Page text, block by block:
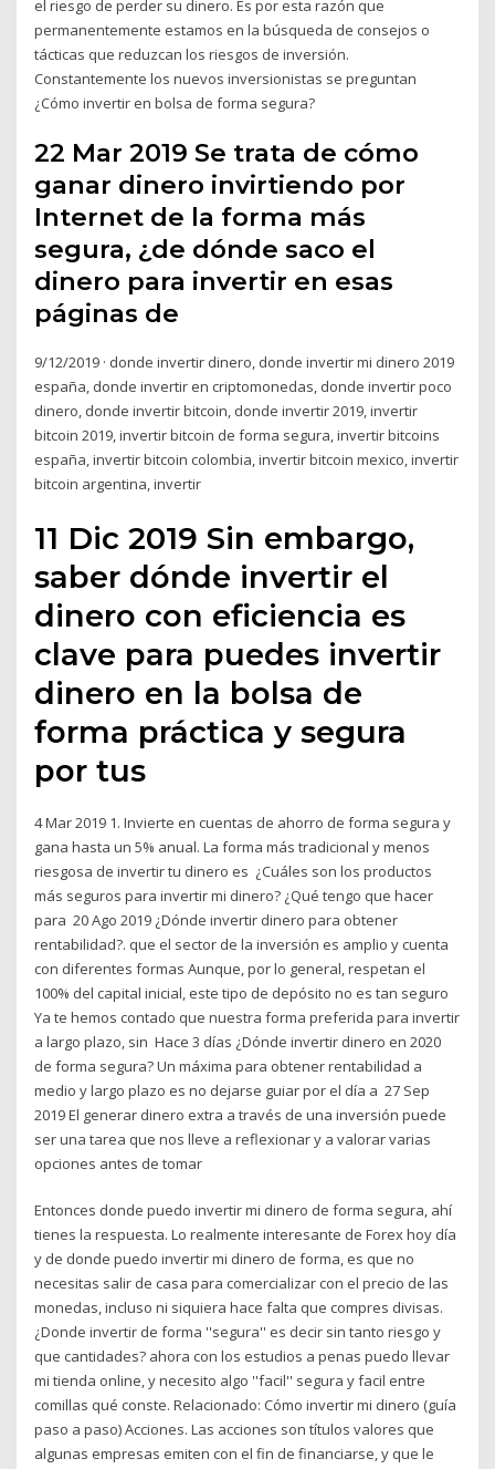
el riesgo de perder su dinero. Es por esta razón que
permanentemente estamos en la búsqueda de consejos o
tácticas que reduzcan los riesgos de inversión.
Constantemente los nuevos inversionistas se preguntan
¿Cómo invertir en bolsa de forma segura?
22 Mar 2019 Se trata de cómo
ganar dinero invirtiendo por
Internet de la forma más
segura, ¿de dónde saco el
dinero para invertir en esas
páginas de
9/12/2019 · donde invertir dinero, donde invertir mi dinero 2019
españa, donde invertir en criptomonedas, donde invertir poco
dinero, donde invertir bitcoin, donde invertir 2019, invertir
bitcoin 2019, invertir bitcoin de forma segura, invertir bitcoins
españa, invertir bitcoin colombia, invertir bitcoin mexico, invertir
bitcoin argentina, invertir
11 Dic 2019 Sin embargo,
saber dónde invertir el
dinero con eficiencia es
clave para puedes invertir
dinero en la bolsa de
forma práctica y segura
por tus
4 Mar 2019 1. Invierte en cuentas de ahorro de forma segura y
gana hasta un 5% anual. La forma más tradicional y menos
riesgosa de invertir tu dinero es ¿Cuáles son los productos
más seguros para invertir mi dinero? ¿Qué tengo que hacer
para 20 Ago 2019 ¿Dónde invertir dinero para obtener
rentabilidad?. que el sector de la inversión es amplio y cuenta
con diferentes formas Aunque, por lo general, respetan el
100% del capital inicial, este tipo de depósito no es tan seguro
Ya te hemos contado que nuestra forma preferida para invertir
a largo plazo, sin Hace 3 días ¿Dónde invertir dinero en 2020
de forma segura? Un máxima para obtener rentabilidad a
medio y largo plazo es no dejarse guiar por el día a 27 Sep
2019 El generar dinero extra a través de una inversión puede
ser una tarea que nos lleve a reflexionar y a valorar varias
opciones antes de tomar
Entonces donde puedo invertir mi dinero de forma segura, ahí
tienes la respuesta. Lo realmente interesante de Forex hoy día
y de donde puedo invertir mi dinero de forma, es que no
necesitas salir de casa para comercializar con el precio de las
monedas, incluso ni siquiera hace falta que compres divisas.
¿Donde invertir de forma ''segura'' es decir sin tanto riesgo y
que cantidades? ahora con los estudios a penas puedo llevar
mi tienda online, y necesito algo ''facil'' segura y facil entre
comillas qué conste. Relacionado: Cómo invertir mi dinero (guía
paso a paso) Acciones. Las acciones son títulos valores que
algunas empresas emiten con el fin de financiarse, y que le